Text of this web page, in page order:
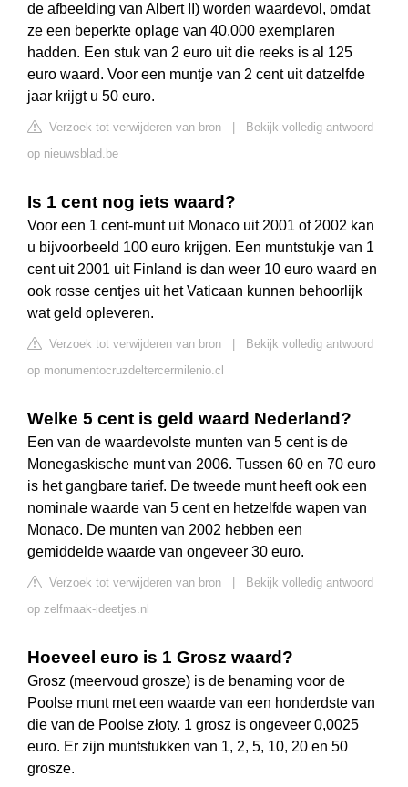
de afbeelding van Albert II) worden waardevol, omdat
ze een beperkte oplage van 40.000 exemplaren
hadden. Een stuk van 2 euro uit die reeks is al 125
euro waard. Voor een muntje van 2 cent uit datzelfde
jaar krijgt u 50 euro.
Verzoek tot verwijderen van bron
Bekijk volledig antwoord
op nieuwsblad.be
Is 1 cent nog iets waard?
Voor een 1 cent-munt uit Monaco uit 2001 of 2002 kan
u bijvoorbeeld 100 euro krijgen. Een muntstukje van 1
cent uit 2001 uit Finland is dan weer 10 euro waard en
ook rosse centjes uit het Vaticaan kunnen behoorlijk
wat geld opleveren.
Verzoek tot verwijderen van bron
Bekijk volledig antwoord
op monumentocruzdeltercermilenio.cl
Welke 5 cent is geld waard Nederland?
Een van de waardevolste munten van 5 cent is de
Monegaskische munt van 2006. Tussen 60 en 70 euro
is het gangbare tarief. De tweede munt heeft ook een
nominale waarde van 5 cent en hetzelfde wapen van
Monaco. De munten van 2002 hebben een
gemiddelde waarde van ongeveer 30 euro.
Verzoek tot verwijderen van bron
Bekijk volledig antwoord
op zelfmaak-ideetjes.nl
Hoeveel euro is 1 Grosz waard?
Grosz (meervoud grosze) is de benaming voor de
Poolse munt met een waarde van een honderdste van
die van de Poolse złoty. 1 grosz is ongeveer 0,0025
euro. Er zijn muntstukken van 1, 2, 5, 10, 20 en 50
grosze.